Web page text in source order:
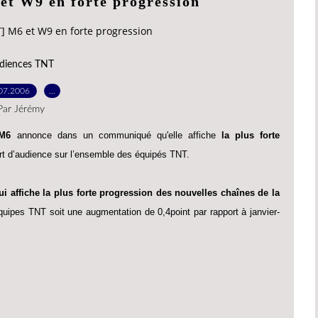
M6 et W9 en forte progression
TNT
Jérémy
M6 annonce dans un communiqué qu'elle affiche
la plus forte
d’audience sur l’ensemble des équipés TNT.
affiche la plus forte progression des nouvelles chaînes de la
TNT soit une augmentation de 0,4point par rapport à janvier-